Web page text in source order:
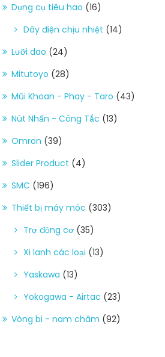
Dụng cụ tiêu hao (16)
Dây điện chịu nhiệt (14)
Lưỡi dao (24)
Mitutoyo (28)
Mũi Khoan - Phay - Taro (43)
Nút Nhấn - Công Tắc (13)
Omron (39)
Slider Product (4)
SMC (196)
Thiết bị máy móc (303)
Trợ động cơ (35)
Xi lanh các loại (13)
Yaskawa (13)
Yokogawa - Airtac (23)
Vòng bi - nam châm (92)